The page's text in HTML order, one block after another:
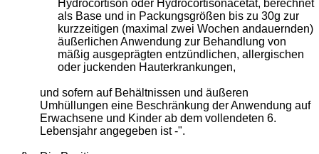
Hydrocortison oder Hydrocortisonacetat, berechnet
als Base und in Packungsgrößen bis zu 30g zur
kurzzeitigen (maximal zwei Wochen andauernden)
äußerlichen Anwendung zur Behandlung von
mäßig ausgeprägten entzündlichen, allergischen
oder juckenden Hauterkrankungen,
und sofern auf Behältnissen und äußeren
Umhüllungen eine Beschränkung der Anwendung auf
Erwachsene und Kinder ab dem vollendeten 6.
Lebensjahr angegeben ist -".